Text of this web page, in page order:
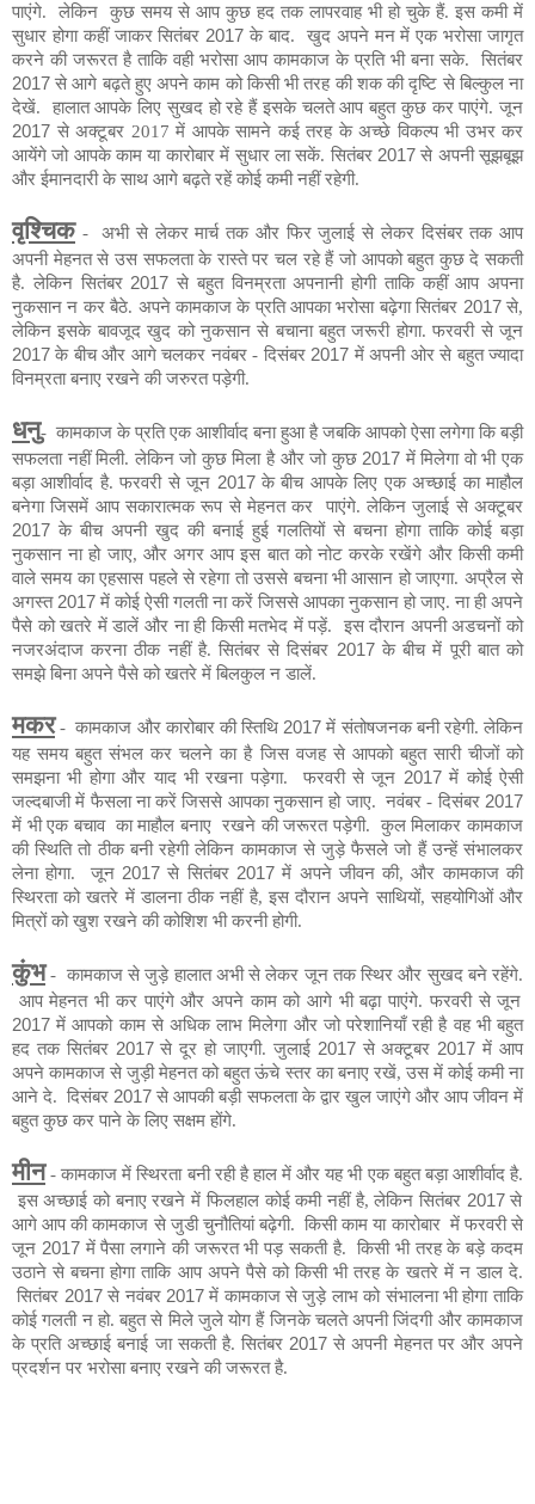
पाएंगे.
लेकिन
कुछ समय से आप कुछ हद तक लापरवाह भी हो चुके हैं. इस कमी में
सुधार होगा कहीं जाकर सितंबर 2017के बाद.
खुद अपने मन में एक भरोसा जागृत
करने की जरूरत है ताकि वही भरोसा आप कामकाज के प्रति भी बना सके.
सितंबर
2017से आगे बढ़ते हुए अपने काम को किसी भी तरह की शक की दृष्टि से बिल्कुल ना
देखें.
हालात आपके लिए सुखद हो रहे हैं इसके चलते आप बहुत कुछ कर पाएंगे. जून
2017 से अक्टूबर 2017 में आपके सामने कई तरह के अच्छे विकल्प भी उभर कर
आयेंगे जो आपके काम या कारोबार में सुधार लासकें. सितंबर 2017से अपनी सूझबूझ
और ईमानदारी के साथ आगे बढ़तेरहेंकोई कमी नहीं रहेगी.
वृश्चिक -
अभी से लेकर मार्च तक और फिर जुलाई से लेकर दिसंबर तक आप
अपनी मेहनत से उस सफलता के रास्ते पर चल रहे हैं जो आपको बहुत कुछ दे सकती
है. लेकिन सितंबर 2017 से बहुत विनम्रता अपनानी होगी ताकि कहीं आप अपना
नुकसान न कर बैठे. अपने कामकाज के प्रति आपका भरोसा बढ़ेगा सितंबर 2017से,
लेकिन इसके बावजूद खुद को नुकसान से बचाना बहुत जरूरी होगा. फरवरी से जून
2017के बीच और आगे चलकर नवंबर - दिसंबर 2017 में अपनी ओर से बहुत ज्यादा
विनम्रता बनाए रखने की जरुरत पड़ेगी.
धनु- कामकाज के प्रति एक आशीर्वाद बना हुआ है जबकि आपको ऐसा लगेगा कि बड़ी
सफलता नहीं मिली. लेकिन जो कुछ मिला है और जो कुछ 2017 मेंमिलेगा वोभी एक
बड़ा आशीर्वाद है. फरवरी से जून 2017के बीच आपके लिए एक अच्छाई का माहौल
बनेगा जिसमें आप सकारात्मक रूप से मेहनत कर
पाएंगे. लेकिन जुलाई से अक्टूबर
2017 के बीच अपनी खुद की बनाई हुई गलतियों से बचना होगा ताकि कोई बड़ा
नुकसान ना हो जाए, और अगर आप इस बात को नोट करके रखेंगे और किसी कमी
वाले समय का एहसास पहले से रहेगा तो उससे बचना भी आसान हो जाएगा. अप्रैल से
अगस्त 2017 में कोई ऐसी गलती ना करें जिससे आपका नुकसान हो जाए. ना ही अपने
पैसे को खतरे में डालें और ना ही किसी मतभेद में पड़ें.
इस दौरान अपनी अडचनों को
नजरअंदाज करना ठीक नहीं है. सितंबर से दिसंबर 2017 के बीच में पूरी बात को
समझे बिना अपने पैसे को खतरे में बिलकुल न डालें.
मकर - कामकाज और कारोबार की स्तिथि 2017में संतोषजनक बनी रहेगी. लेकिन
यह समय बहुत संभल कर चलने का है जिस वजह से आपको बहुत सारी चीजों को
समझना भी होगा और याद भी रखना पड़ेगा.
फरवरी से जून 2017में कोई ऐसी
जल्दबाजी में फैसला ना करें जिससे आपका नुकसान हो जाए. नवंबर - दिसंबर 2017
में भी एक बचाव का माहौल बनाए रखने की जरूरत पड़ेगी.
कुल मिलाकर कामकाज
की स्थिति तो ठीक बनी रहेगी लेकिन कामकाज से जुड़े फैसले जो हैं उन्हें संभालकर
लेना होगा.
जून 2017से सितंबर 2017में अपने जीवन की, और कामकाज की
स्थिरता को खतरे में डालना ठीक नहीं है, इस दौरान अपने साथियों, सहयोगिओं और
मित्रों को खुश रखने की कोशिश भी करनी होगी.
कुंभ - कामकाज से जुड़े हालात अभी से लेकर जून तक स्थिर और सुखद बने रहेंगे.
आप मेहनत भी कर पाएंगे और अपने काम को आगे भीबढ़ापाएंगे. फरवरी से जून
2017में आपको काम से अधिक लाभ मिलेगा और जो परेशानियाँ रही है वह भी बहुत
हद तक सितंबर 2017से दूर हो जाएगी. जुलाई 2017 से अक्टूबर 2017में आप
अपने कामकाज से जुड़ी मेहनत को बहुत ऊंचे स्तर का बनाए रखें, उस में कोई कमी ना
आने दे. दिसंबर 2017से आपकी बड़ी सफलता के द्वार खुल जाएंगे और आप जीवन में
बहुत कुछ कर पाने के लिए सक्षम होंगे.
मीन - कामकाज में स्थिरता बनी रही है हाल में और यह भी एक बहुत बड़ा आशीर्वाद है.
इस अच्छाई को बनाए रखने में फिलहाल कोई कमी नहीं है, लेकिन सितंबर 2017से
आगे आप की कामकाज से जुडीचुनौतियां बढ़ेगी. किसी काम या कारोबार में फरवरी से
जून 2017 में पैसा लगाने की जरूरत भी पड़ सकती है.
किसी भी तरह के बड़े कदम
उठाने से बचना होगा ताकि आप अपने पैसे को किसी भी तरह के खतरे में न डाल दे.
सितंबर 2017से नवंबर 2017में कामकाज से जुड़े लाभ को संभालना भी होगा ताकि
कोई गलती न हो. बहुत से मिले जुले योग हैं जिनके चलते अपनी जिंदगी और कामकाज
के प्रति अच्छाई बनाई जा सकती है. सितंबर 2017से अपनी मेहनत पर और अपने
प्रदर्शन पर भरोसा बनाए रखने की जरूरत है.